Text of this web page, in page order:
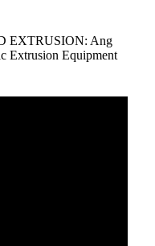
EXTRUSION: Ang
Extrusion Equipment